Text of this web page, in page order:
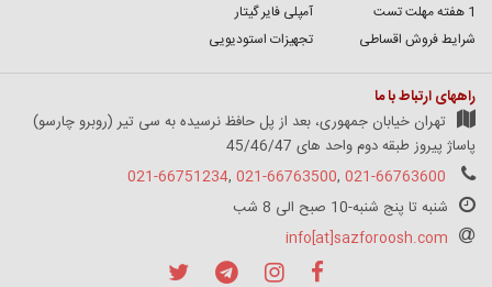
1 هفته مهلت تست
شرایط فروش اقساطی
آمپلی فایر گیتار
تجهیزات استودیویی
راههای ارتباط با ما
تهران خیابان جمهوری، بعد از پل حافظ نرسیده به سی تیر (روبرو چارسو)
پاساژ پیروز طبقه دوم واحد های 45/46/47
021-66763600
,
021-66763500
,
021-66751234
شنبه تا پنج شنبه-10 صبح الی 8 شب
info[at]sazforoosh.com